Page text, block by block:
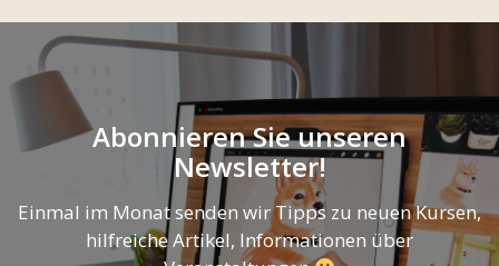
Abonnieren Sie unseren
Newsletter!
Einmal im Monat senden wir Tipps zu neuen Kursen,
hilfreiche Artikel, Informationen über